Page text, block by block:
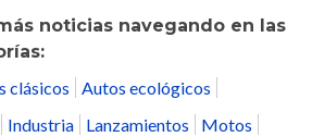
noticias navegando en las
clásicos
Autos ecológicos
Industria Lanzamientos
Motos